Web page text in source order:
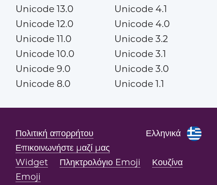
Unicode 13.0
Unicode 12.0
Unicode 11.0
Unicode 10.0
Unicode 9.0
Unicode 8.0
Unicode 4.1
Unicode 4.0
Unicode 3.2
Unicode 3.1
Unicode 3.0
Unicode 1.1
Ελληνικά
Πολιτική απορρήτου
Επικοινωνήστε μαζί μας
Widget
Πληκτρολόγιο Emoji
Κουζίνα
Emoji